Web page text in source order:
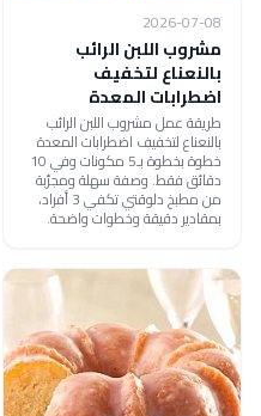
2026-07-08
مشروب اللبن الرائب
بالنعناع لتخفيف
اضطرابات المعدة
طريقة عمل مشروب اللبن الرائب
بالنعناع لتخفيف اضطرابات المعدة
خطوة بخطوة بـ5 مكونات وفي 10
دقائق فقط. وصفة سهلة ومجرّبة
من مطبخ دلوقتي تكفي 3 أفراد،
بمقادير دقيقة وخطوات واضحة.